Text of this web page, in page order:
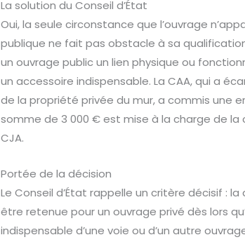
La solution du Conseil d’État
Oui, la seule circonstance que l’ouvrage
publique ne fait pas obstacle à sa
un ouvrage public un lien physique ou
un accessoire indispensable. La CAA, qui a
de la propriété privée du mur, a commis une
somme de 3 000 € est mise à la charge de la
CJA.
Portée de la décision
Le Conseil d’État rappelle un critère décisif :
être retenue pour un ouvrage privé dès lors
indispensable d’une voie ou d’un autre